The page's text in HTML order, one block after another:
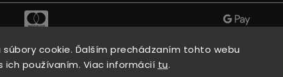
cookie. Ďalším prechádzaním tohto webu
ich používaním. Viac informácií tu.